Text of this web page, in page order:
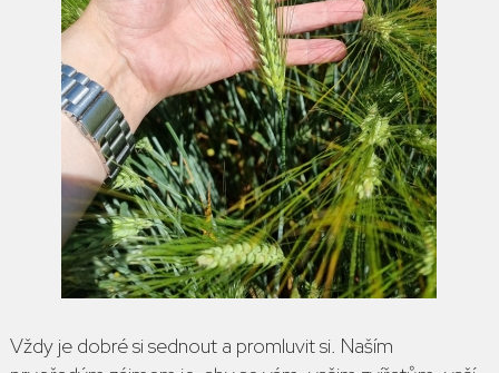
Vždy je dobré si sednout a promluvit si. Naším